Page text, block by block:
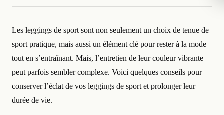
Les leggings de sport sont non seulement un choix de tenue de
sport pratique, mais aussi un élément clé pour rester à la mode
tout en s’entraînant. Mais, l’entretien de leur couleur vibrante
peut parfois sembler complexe. Voici quelques conseils pour
conserver l’éclat de vos leggings de sport et prolonger leur
durée de vie.